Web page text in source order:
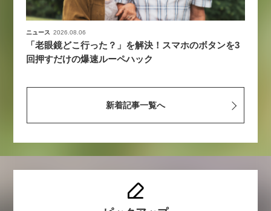
ニュース 2026.08.06
「老眼鏡どこ行った？」を解決！スマホのボタンを3
回押すだけの爆速ルーペハック
新着記事一覧へ